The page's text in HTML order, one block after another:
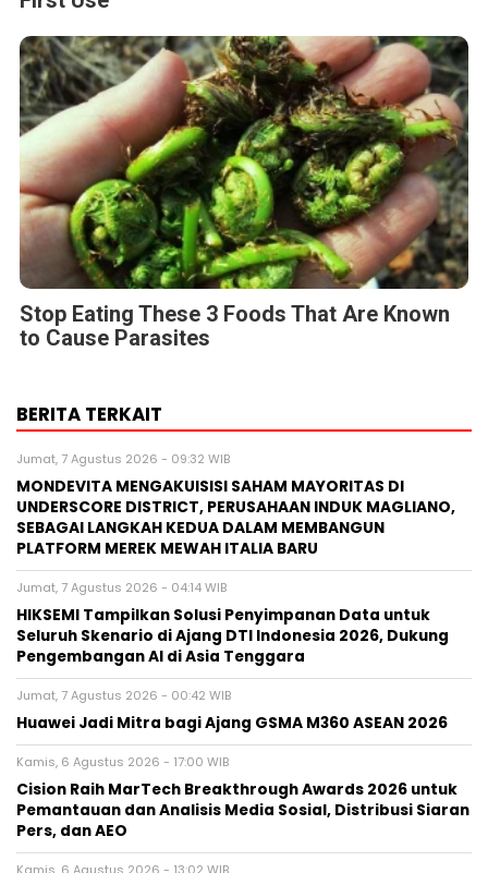
Fungus Dries Up And Falls Off After The
First Use
Stop Eating These 3 Foods That Are Known
to Cause Parasites
BERITA TERKAIT
Jumat, 7 Agustus 2026 - 09:32 WIB
MONDEVITA MENGAKUISISI SAHAM MAYORITAS DI
UNDERSCORE DISTRICT, PERUSAHAAN INDUK MAGLIANO,
SEBAGAI LANGKAH KEDUA DALAM MEMBANGUN
PLATFORM MEREK MEWAH ITALIA BARU
Jumat, 7 Agustus 2026 - 04:14 WIB
HIKSEMI Tampilkan Solusi Penyimpanan Data untuk
Seluruh Skenario di Ajang DTI Indonesia 2026, Dukung
Pengembangan AI di Asia Tenggara
Jumat, 7 Agustus 2026 - 00:42 WIB